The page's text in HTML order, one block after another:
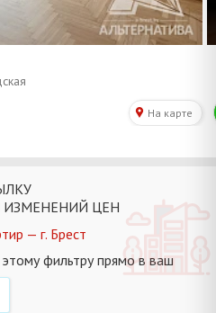
ЦЕН
— г. Брест
фильтру прямо в ваш